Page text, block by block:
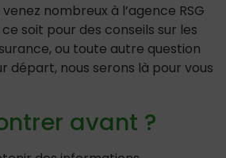
nombreux à l’agence RSG
soit pour des conseils sur les
ou toute autre question
départ, nous serons là pour vous
avant ?